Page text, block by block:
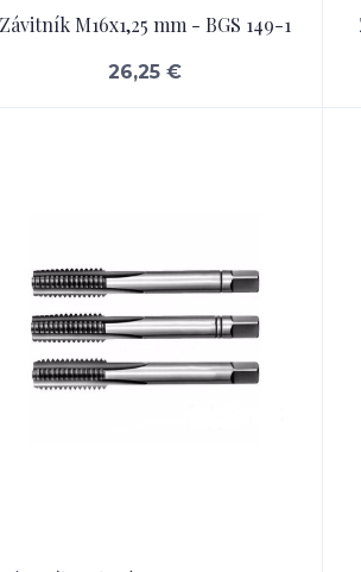
Závitník M16x1,25 mm - BGS 149-1
26,25 €